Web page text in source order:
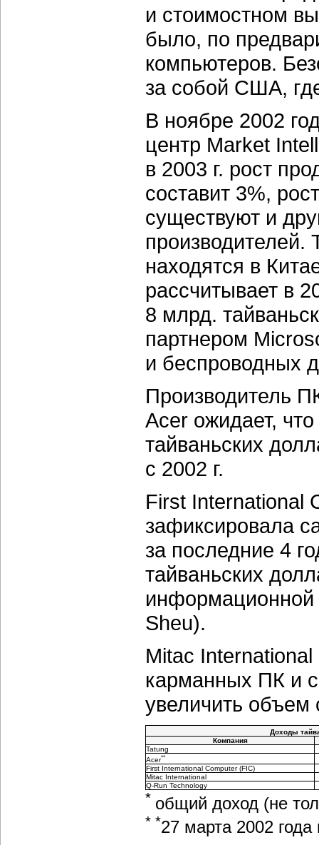
и стоимостном
было, по
компьютеров.
за собой США,
В ноябре 2002
центр Market
в 2003 г. рост
составит 3%,
существуют и
производителей.
находятся в
рассчитывает в
8 млрд.
партнером
и беспроводных
Производитель
Acer ожидает,
тайваньских
с 2002 г.
First International
зафиксировала
за последние 4
тайваньских
Sheu).
Mitac
карманных ПК и
увеличить объем
Доходы
Компания
Tatung
Acer**
First International Computer (FIC)
Mitac International
Q-Run Technology
* общий доход (не
* *27 марта 2002